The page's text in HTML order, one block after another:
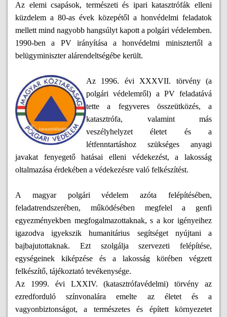
Az elemi csapások, természeti és ipari katasztrófák elleni
küzdelem a 80-as évek közepétől a honvédelmi feladatok
mellett mind nagyobb hangsúlyt kapott a polgári védelemben.
1990-ben a PV irányítása a honvédelmi minisztertől a
belügyminiszter alárendeltségébe került.
Az 1996. évi XXXVII. törvény (a
polgári védelemről) a PV feladatává
tette a fegyveres összeütközés, a
katasztrófa, valamint más
veszélyhelyzet életet és a
létfenntartáshoz szükséges anyagi
javakat fenyegető hatásai elleni védekezést, a lakosság
oltalmazása érdekében a védekezésre való felkészítést.
A magyar polgári védelem azóta felépítésében,
feladatrendszerében, működésében megfelel a genfi
egyezményekben megfogalmazottaknak, s a kor igényeihez
igazodva igyekszik humanitárius segítséget nyújtani a
bajbajutottaknak. Ezt szolgálja szervezeti felépítése,
egységeinek kiképzése és a lakosság körében végzett
felkészítő, tájékoztató tevékenysége.
Az 1999. évi LXXIV. (katasztrófavédelmi) törvény az
ezredforduló színvonalára emelte az életet és a
vagyonbiztonságot, a természetes és épített környezetet